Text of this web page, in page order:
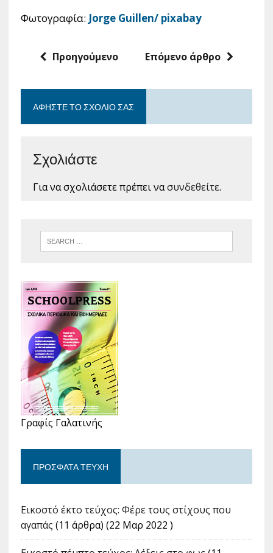
Φωτογραφία: Jorge Guillen/ pixabay
Προηγούμενο Επόμενο άρθρο
ΑΦΉΣΤΕ ΤΟ ΣΧΌΛΙΟ ΣΑΣ
Σχολιάστε
Για να σχολιάσετε πρέπει νασυνδεθείτε.
Γραφίς Γαλατινής
ΠΡΌΣΦΑΤΑ ΤΕΎΧΗ
Εικοστό έκτο τεύχος: Φέρε τους στίχους που
αγαπάς (11 άρθρα) (22 Μαρ 2022 )